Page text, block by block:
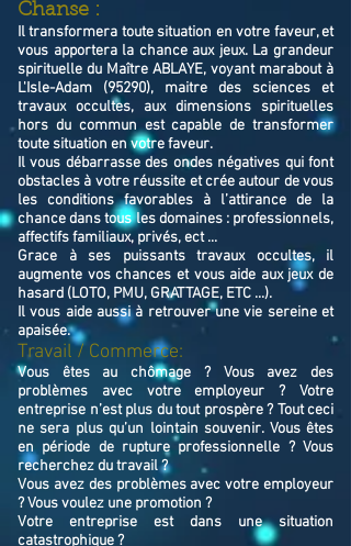
Chanse :
Il transformera toute situation en votre faveur, et
vous apportera la chance aux jeux. La grandeur
spirituelle du Maître ABLAYE, voyant marabout à
L'Isle-Adam (95290), maitre des sciences et
travaux occultes, aux dimensions spirituelles
hors du commun est capable de transformer
toute situation en votre faveur.
Il vous débarrasse des ondes négatives qui font
obstacles à votre réussite et crée autour de vous
les conditions favorables à l’attirance de la
chance dans tous les domaines : professionnels,
affectifs familiaux, privés, ect ...
Grace à ses puissants travaux occultes, il
augmente vos chances et vous aide aux jeux de
hasard (LOTO, PMU, GRATTAGE, ETC ...).
Il vous aide aussi à retrouver une vie sereine et
apaisée.
Travail / Commerce:
Vous êtes au chômage ? Vous avez des
problèmes avec votre employeur ? Votre
entreprise n’est plus du tout prospère ? Tout ceci
ne sera plus qu’un lointain souvenir. Vous êtes
en période de rupture professionnelle ? Vous
recherchez du travail ?
Vous avez des problèmes avec votre employeur
? Vous voulez une promotion ?
Votre entreprise est dans une situation
catastrophique ?